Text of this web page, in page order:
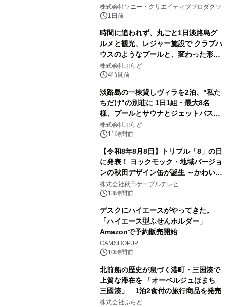
ラボレーション サウナイキタイコラ
ボグッズも発売決定！
株式会社ソニー・クリエイティブプロダクツ
1日前
時間に追われず、丸ごと1日淡路島グ
ルメと観光、レジャー施設で クラブハ
ウスのようなプールと、変わった形の
サウナも 「THE BOXY AWAJI」のお
得な素泊まり連泊プランで
株式会社ぷらど
4時間前
淡路島の一棟貸しヴィラを2泊、"私た
ちだけ"の別荘に 1日1組・最大8名
様、プールとサウナとジェットバス付
きで Villa Mon Temps AWAJIの連泊
素泊りプラン
株式会社ぷらど
11時間前
【令和8年8月8日】トリプル「8」の日
に発表！ ヨックモック・地域バージョ
ンの秋田デザイン缶が誕生 ～かわいい
秋田犬の子犬と秋田の四季と名所を巡
るパッケージ～ 9月1日(火)秋田県内で
株式会社秋田ケーブルテレビ
13時間前
デスクにハイエースがやってきた。
「ハイエース型ふせんホルダー」
Amazonで予約販売開始
CAMSHOP.JP
10時間前
北前船の歴史が息づく港町・三国湊で
上質な滞在を 「オーベルジュほまち
三國湊」 1泊2食付の旅行商品を発売
株式会社ぷらど